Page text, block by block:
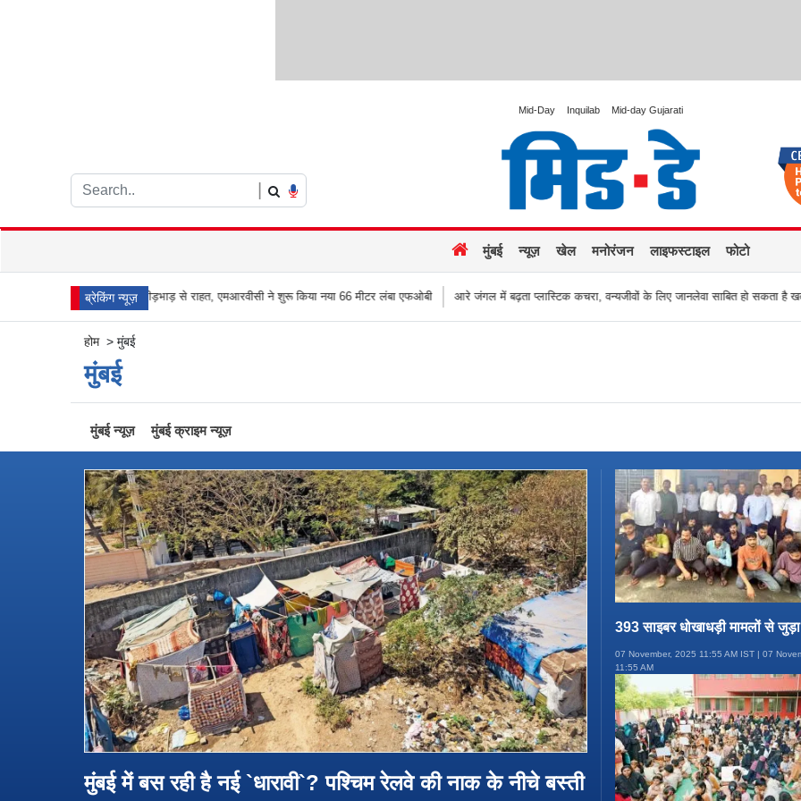
Mid-Day Inquilab Mid-day Gujarati
मुंबई न्यूज़ खेल मनोरंजन लाइफस्टाइल फोटो
ब्रेकिंग न्यूज़
मिली भीड़भाड़ से राहत, एमआरवीसी ने शुरू किया नया 66 मीटर लंबा एफओबी आरे जंगल में बढ़ता प्लास्टिक कचरा, वन्यजीवों के लिए जानलेवा साबित हो सकता है खतरा हजारों की संख्या
होम > मुंबई
मुंबई
मुंबई न्यूज़ मुंबई क्राइम न्यूज़
मुंबई में बस रही है नई `धारावी`? पश्चिम रेलवे की नाक के नीचे बस्ती
393 साइबर धोखाधड़ी मामलों से जुड़ा
हुआ बेनकाब, पुलिस ने किया भंडाफोड़
07 November, 2025 11:55 AM IST | 07
11:55 AM